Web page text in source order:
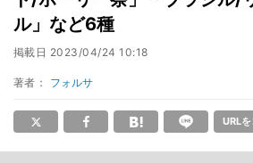
ル」など6種
掲載日 2023/04/24 10:18
著者： フォルサ
URL